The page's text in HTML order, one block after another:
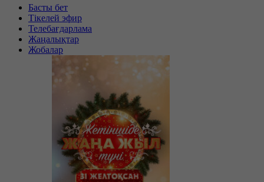
Басты бет
Тікелей эфир
Телебағдарлама
Жаңалықтар
Жобалар